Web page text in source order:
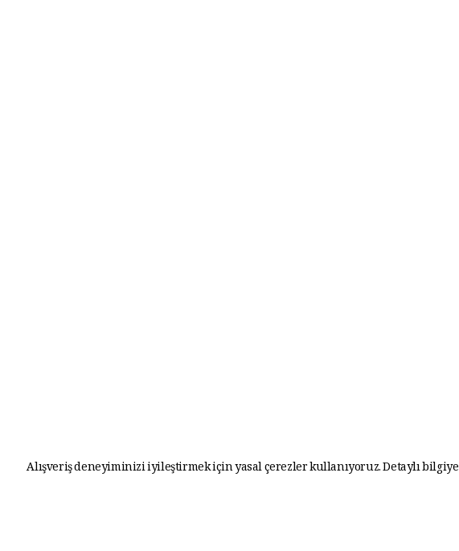
Alışveriş deneyiminizi iyileştirmek için yasal çerezler kullanıyoruz. Detaylı bilgiye